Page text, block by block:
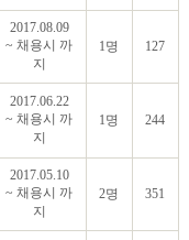
2017.08.09
~ 채용시 까
지
1명 127
2017.06.22
~ 채용시 까
지
1명 244
2017.05.10
~ 채용시 까
지
2명 351